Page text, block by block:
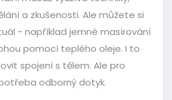
a zkušenosti. Ale můžete si
- například jemné masírování
pomocí teplého oleje. I to
spojení s tělem. Ale pro
odborný dotyk.